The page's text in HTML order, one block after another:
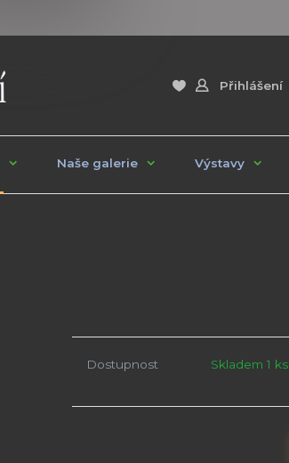
Přihlášení
Naše galerie Výstavy
Dostupnost Skladem 1 ks